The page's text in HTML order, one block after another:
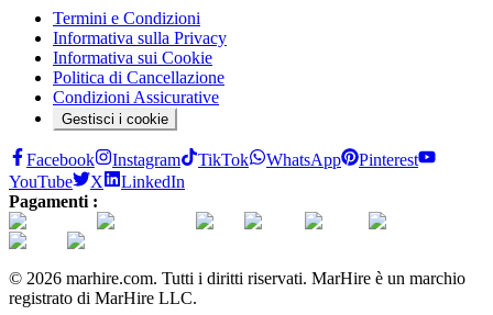
Termini e Condizioni
Informativa sulla Privacy
Informativa sui Cookie
Politica di Cancellazione
Condizioni Assicurative
Gestisci i cookie
Facebook Instagram TikTok WhatsApp
Pinterest
YouTube
X
LinkedIn
Pagamenti :
© 2026 marhire.com. Tutti i diritti riservati. MarHire è un marchio
registrato di MarHire LLC.